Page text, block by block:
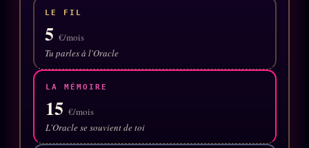
Oracle Analyse
Oracle Éclair
Oracle Couples
Oracle Famille
Oracle Sigil Sonore
Oracle Parfum
LE FIL
5 €/mois
Tu parles à l'Oracle
LA MÉMOIRE
15 €/mois
L'Oracle se souvient de toi